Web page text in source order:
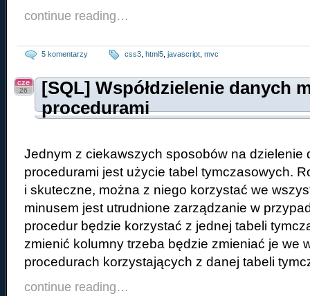
continue reading…
5 komentarzy css3 html5 javascript mvc
[SQL] Współdzielenie danych
procedurami
cze
26
Jednym z ciekawszych sposobów na dzielenie
procedurami jest użycie tabel tymczasowych.
i skuteczne, można z niego korzystać we
minusem jest utrudnione zarządzanie w
procedur będzie korzystać z jednej tabeli
zmienić kolumny trzeba będzie zmieniać je we
procedurach korzystających z danej tabeli
continue reading…